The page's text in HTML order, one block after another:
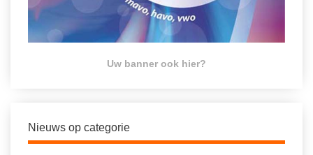
Uw banner ook hier?
Nieuws op categorie